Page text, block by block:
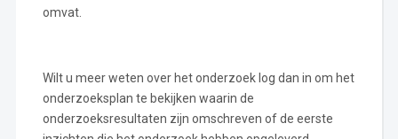
omvat.
Wilt u meer weten over het onderzoek log dan in om het
onderzoeksplan te bekijken waarin de
onderzoeksresultaten zijn omschreven of de eerste